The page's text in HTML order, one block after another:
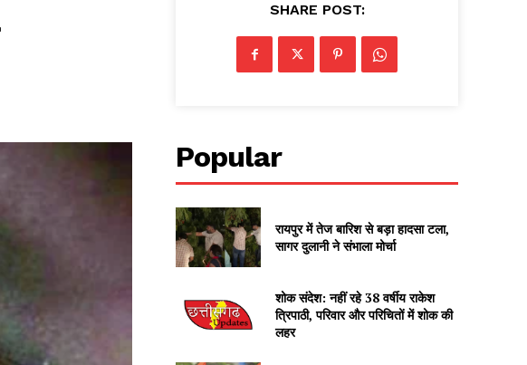
SHARE POST:
Popular
रायपुर में तेज बारिश से बड़ा हादसा टला,
सागर दुलानी ने संभाला मोर्चा
शोक संदेश: नहीं रहे 38 वर्षीय राकेश
त्रिपाठी, परिवार और परिचितों में शोक की
लहर